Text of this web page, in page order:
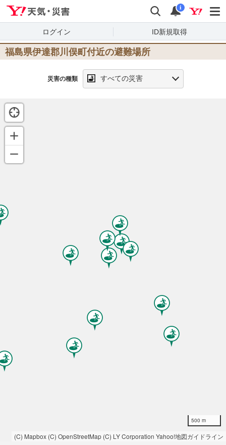
検索 通知
i
ログイン ID新規取得
福島県伊達郡川俣町 付近の避難場所
災害の種類 すべての災害
500 m
(C) Mapbox (C) OpenStreetMap (C) LY Corporation Yahoo!地図ガイドライン